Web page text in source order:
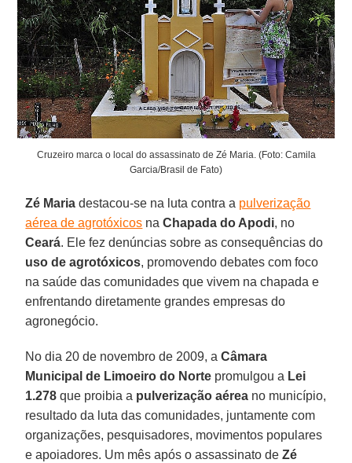
Cruzeiro marca o local do assassinato de Zé Maria. (Foto: Camila
Garcia/Brasil de Fato)
Zé Maria destacou-se na luta contra a pulverização
aérea de agrotóxicos naChapada do Apodi, no
Ceará. Ele fez denúncias sobre as consequências do
uso de agrotóxicos, promovendo debates com foco
na saúde das comunidades que vivem na chapada e
enfrentando diretamente grandes empresas do
agronegócio.
No dia 20 de novembro de 2009, aCâmara
Municipal de Limoeiro do Norte promulgou a Lei
1.278 que proibia a pulverização aérea no município,
resultado da luta das comunidades, juntamente com
organizações, pesquisadores, movimentos populares
e apoiadores. Um mês após o assassinato deZé